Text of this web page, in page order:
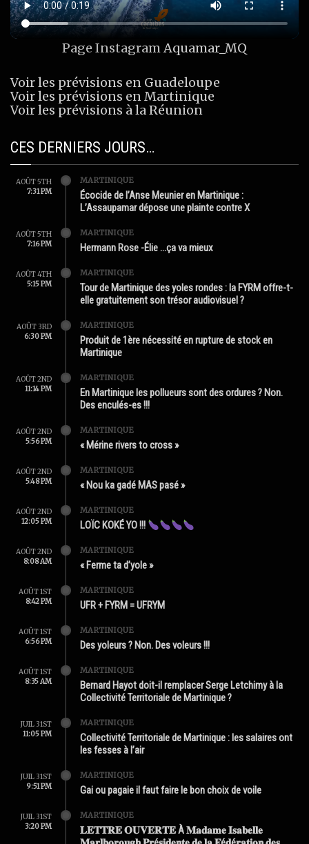
Page InstagramAquamar_MQ
Voir les prévisions en Guadeloupe
Voir les prévisions en Martinique
Voir les prévisions à la Réunion
CES DERNIERS JOURS…
AOÛT 5TH
7:31 PM
MARTINIQUE
Écocide de l’Anse Meunier en Martinique :
L’Assaupamar dépose une plainte contre X
AOÛT 5TH
7:16 PM
MARTINIQUE
Hermann Rose -Élie …ça va mieux
AOÛT 4TH
5:15 PM
MARTINIQUE
Tour de Martinique des yoles rondes : la FYRM offre-t-
elle gratuitement son trésor audiovisuel ?
AOÛT 3RD
6:30 PM
MARTINIQUE
Produit de 1ère nécessité en rupture de stock en
Martinique
AOÛT 2ND
11:14 PM
MARTINIQUE
En Martinique les pollueurs sont des ordures ? Non.
Des enculés-es !!!
AOÛT 2ND
5:56 PM
MARTINIQUE
« Mérine rivers to cross »
AOÛT 2ND
5:48 PM
MARTINIQUE
« Nou ka gadé MAS pasé »
AOÛT 2ND
12:05 PM
MARTINIQUE
LOÏC KOKÉ YO !!!
AOÛT 2ND
8:08 AM
MARTINIQUE
« Ferme ta d’yole »
AOÛT 1ST
8:42 PM
MARTINIQUE
UFR + FYRM = UFRYM
AOÛT 1ST
6:56 PM
MARTINIQUE
Des yoleurs ? Non. Des voleurs !!!
AOÛT 1ST
8:35 AM
MARTINIQUE
Bernard Hayot doit-il remplacer Serge Letchimy à la
Collectivité Territoriale de Martinique ?
JUIL 31ST
11:05 PM
MARTINIQUE
Collectivité Territoriale de Martinique : les salaires ont
les fesses à l’air
JUIL 31ST
9:51 PM
MARTINIQUE
Gai ou pagaie il faut faire le bon choix de voile
JUIL 31ST
3:20 PM
MARTINIQUE
𝐋𝐄𝐓𝐓𝐑𝐄 𝐎𝐔𝐕𝐄𝐑𝐓𝐄 À 𝐌𝐚𝐝𝐚𝐦𝐞 𝐈𝐬𝐚𝐛𝐞𝐥𝐥𝐞